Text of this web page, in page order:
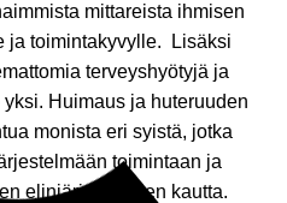
mittareista ihmisen
ja toimintakyvylle. Lisäksi
terveyshyötyjä ja
Huimaus ja huteruuden
monista eri syistä, jotka
toimintaan ja
elinjärjestelmien kautta.